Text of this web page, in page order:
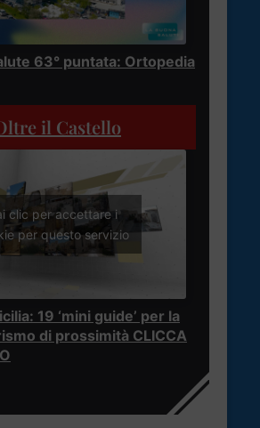
63° puntata: Ortopedia
il Castello
clic per accettare i
per questo servizio
19 ‘mini guide’ per la
di prossimità CLICCA